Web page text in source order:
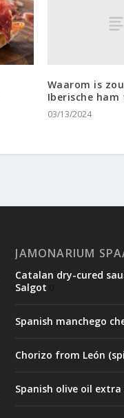
Waarom is
Iberische ham
03/13/2024
JAMONARIUM
Catalan dry-cured
Salgot
Spanish manchego
Chorizo from León
Spanish olive oil extra